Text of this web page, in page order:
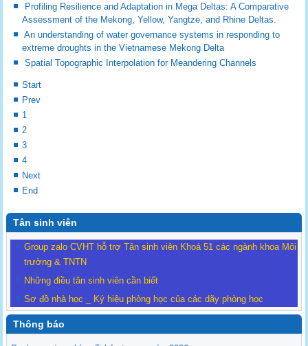
Profiling Resilience and Adaptation in Mega Deltas: A Comparative
Assessment of the Mekong, Yellow, Yangtze, and Rhine Deltas.
An understanding of water governance systems in responding to
extreme droughts in the Vietnamese Mekong Delta
Spatial Topographic Interpolation for Meandering Channels
Start
Prev
1
2
3
4
Next
End
Tân sinh viên
Group zalo CVHT hỗ trợ Tân sinh viên Khoá 51 các ngành khoa Môi
trường & TNTN
Những điều tân sinh viên cần biết
Sơ đồ nhà học _ Ký hiệu phòng học của các dãy phòng học
Thông báo